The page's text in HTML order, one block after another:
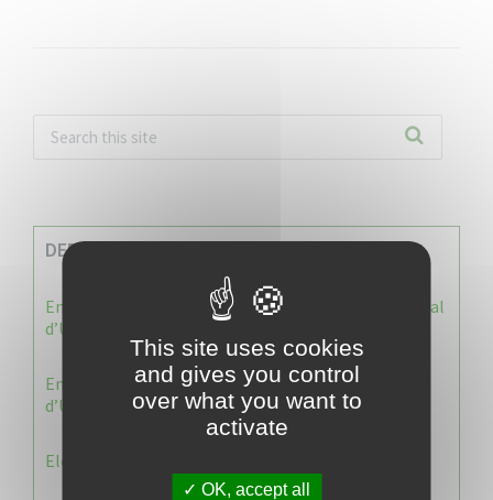
DERNIERES INFOS
Enquête publique : Dossier Modification du Plan Local
d’Urbanisme du Vauclin
Enquête publique : 1 ère modification du Plan Local
d’Urbanisme (PLU) de la commune du Vauclin.
Election 2026 : Commission de contrôle
This site uses cookies
and gives you control
over what you want to
activate
OK, accept all